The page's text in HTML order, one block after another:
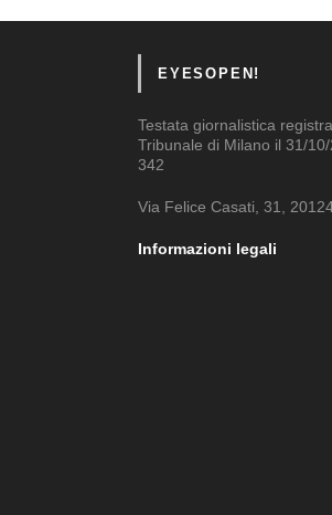
EYESOPEN!
Testata giornalistica
Tribunale di Milano il 31/
342
Via Felice Casati, 31,
Informazioni legali